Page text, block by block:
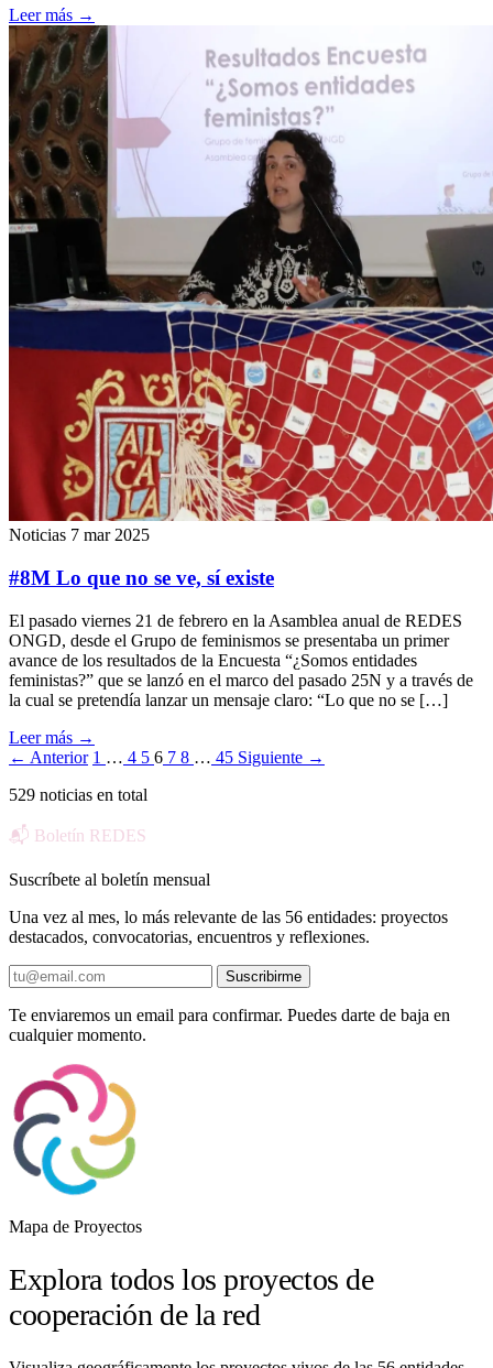
Leer más →
Noticias 7 mar 2025
#8M Lo que no se ve, sí existe
El pasado viernes 21 de febrero en la Asamblea anual de REDES
ONGD, desde el Grupo de feminismos se presentaba un primer
avance de los resultados de la Encuesta “¿Somos entidades
feministas?” que se lanzó en el marco del pasado 25N y a través de
la cual se pretendía lanzar un mensaje claro: “Lo que no se […]
Leer más →
← Anterior 1 … 4 5 6 7 8 … 45 Siguiente →
529 noticias en total
📬 Boletín REDES
Suscríbete al boletín mensual
Una vez al mes, lo más relevante de las 56 entidades: proyectos
destacados, convocatorias, encuentros y reflexiones.
Suscribirme
Te enviaremos un email para confirmar. Puedes darte de baja en
cualquier momento.
Mapa de Proyectos
Explora todos los proyectos de
cooperación de la red